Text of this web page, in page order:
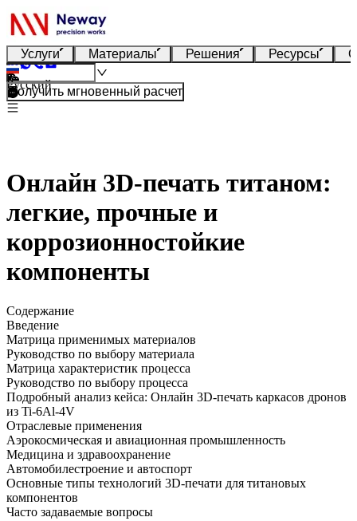
Услуги Материалы Решения Ресурсы
Русский
Получить мгновенный расчет
Онлайн 3D-печать титаном:
легкие, прочные и
коррозионностойкие
компоненты
Содержание
Введение
Матрица применимых материалов
Руководство по выбору материала
Матрица характеристик процесса
Руководство по выбору процесса
Подробный анализ кейса: Онлайн 3D-печать каркасов дронов
из Ti-6Al-4V
Отраслевые применения
Аэрокосмическая и авиационная промышленность
Медицина и здравоохранение
Автомобилестроение и автоспорт
Основные типы технологий 3D-печати для титановых
компонентов
Часто задаваемые вопросы